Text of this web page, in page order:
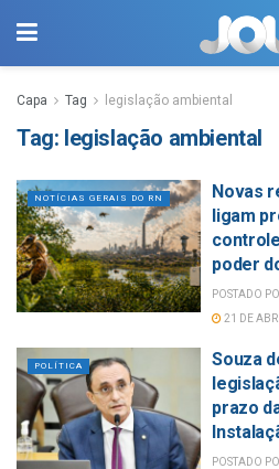
Capa Tag legislação ambiental
Tag: legislação ambiental
NOTÍCIAS GERAIS DO RN
Novas
ligam
poder
POSTADO
21 DE
POLÍTICA
Souza
prazo
POSTADO